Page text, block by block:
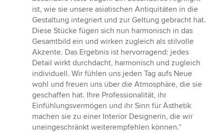
ist, wie sie unsere asiatischen Antiquitäten in die
Gestaltung integriert und zur Geltung gebracht hat.
Diese Stücke fügen sich nun harmonisch in das
Gesamtbild ein und wirken zugleich als stilvolle
Akzente. Das Ergebnis ist hervorragend: jedes
Detail wirkt durchdacht, harmonisch und zugleich
individuell. Wir fühlen uns jeden Tag aufs Neue
wohl und freuen uns über die Atmosphäre, die sie
geschaffen hat. Ihre Professionalität, ihr
Einfühlungsvermögen und ihr Sinn für Ästhetik
machen sie zu einer Interior Designerin, die wir
uneingeschränkt weiterempfehlen können.”